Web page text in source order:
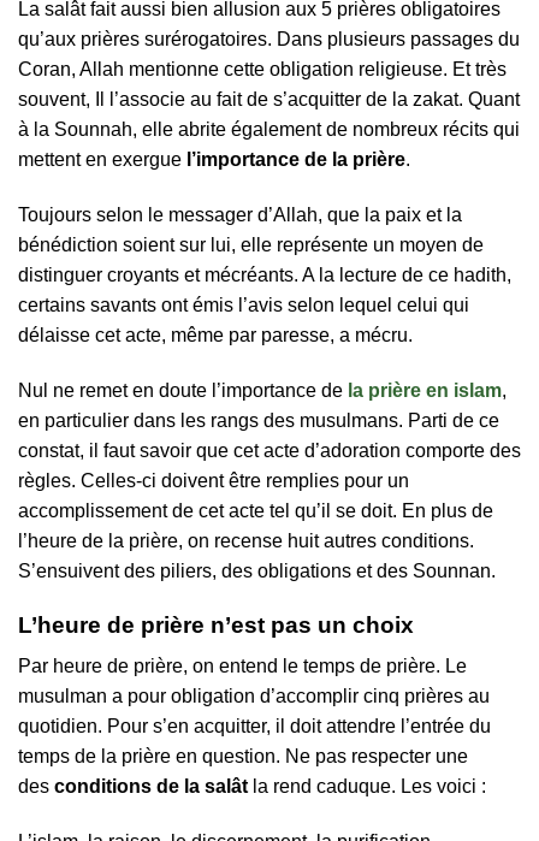
La salât fait aussi bien allusion aux 5 prières obligatoires
qu’aux prières surérogatoires. Dans plusieurs passages du
Coran, Allah mentionne cette obligation religieuse. Et très
souvent, Il l’associe au fait de s’acquitter de la zakat. Quant
à la Sounnah, elle abrite également de nombreux récits qui
mettent en exergue l’importance de la prière.
Toujours selon le messager d’Allah, que la paix et la
bénédiction soient sur lui, elle représente un moyen de
distinguer croyants et mécréants. A la lecture de ce hadith,
certains savants ont émis l’avis selon lequel celui qui
délaisse cet acte, même par paresse, a mécru.
Nul ne remet en doute l’importance de la prière en islam,
en particulier dans les rangs des musulmans. Parti de ce
constat, il faut savoir que cet acte d’adoration comporte des
règles. Celles-ci doivent être remplies pour un
accomplissement de cet acte tel qu’il se doit. En plus de
l’heure de la prière, on recense huit autres conditions.
S’ensuivent des piliers, des obligations et des Sounnan.
L’heure de prière n’est pas un choix
Par heure de prière, on entend le temps de prière. Le
musulman a pour obligation d’accomplir cinq prières au
quotidien. Pour s’en acquitter, il doit attendre l’entrée du
temps de la prière en question. Ne pas respecter une
des conditions de la salât la rend caduque. Les voici :